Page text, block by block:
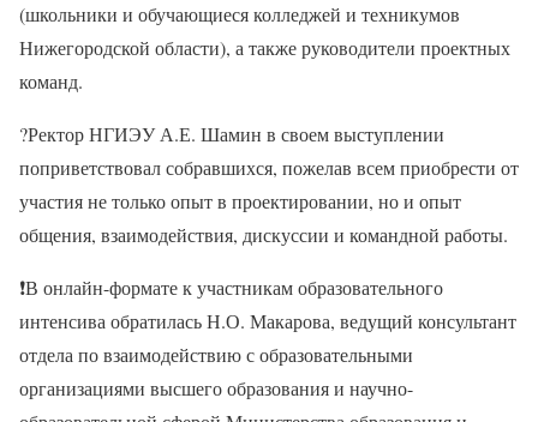
(школьники и обучающиеся колледжей и техникумов
Нижегородской области), а также руководители проектных
команд.
?Ректор НГИЭУ А.Е. Шамин в своем выступлении
поприветствовал собравшихся, пожелав всем приобрести от
участия не только опыт в проектировании, но и опыт
общения, взаимодействия, дискуссии и командной работы.
❗В онлайн-формате к участникам образовательного
интенсива обратилась Н.О. Макарова, ведущий консультант
отдела по взаимодействию с образовательными
организациями высшего образования и научно-